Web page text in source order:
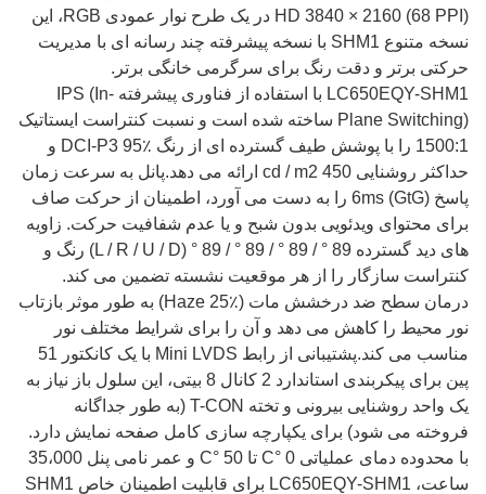
HD 3840 × 2160 (68 PPI) در یک طرح نوار عمودی RGB، این
نسخه متنوع SHM1 با نسخه پیشرفته چند رسانه ای با مدیریت
حرکتی برتر و دقت رنگ برای سرگرمی خانگی برتر.
LC650EQY-SHM1 با استفاده از فناوری پیشرفته IPS (In-
Plane Switching) ساخته شده است و نسبت کنتراست ایستاتیک
1500:1 را با پوشش طیف گسترده ای از رنگ DCI-P3 95٪ و
حداکثر روشنایی 450 cd / m2 ارائه می دهد.پانل به سرعت زمان
پاسخ 6ms (GtG) را به دست می آورد، اطمینان از حرکت صاف
برای محتوای ویدئویی بدون شبح و یا عدم شفافیت حرکت. زاویه
های دید گسترده 89 ° / 89 ° / 89 ° / 89 ° (L / R / U / D) رنگ و
کنتراست سازگار را از هر موقعیت نشسته تضمین می کند.
درمان سطح ضد درخشش مات (Haze 25٪) به طور موثر بازتاب
نور محیط را کاهش می دهد و آن را برای شرایط مختلف نور
مناسب می کند.پشتیبانی از رابط Mini LVDS با یک کانکتور 51
پین برای پیکربندی استاندارد 2 کانال 8 بیتی، این سلول باز نیاز به
یک واحد روشنایی بیرونی و تخته T-CON (به طور جداگانه
فروخته می شود) برای یکپارچه سازی کامل صفحه نمایش دارد.
با محدوده دمای عملیاتی 0 °C تا 50 °C و عمر نامی پنل 35،000
ساعت، LC650EQY-SHM1 برای قابلیت اطمینان خاص SHM1